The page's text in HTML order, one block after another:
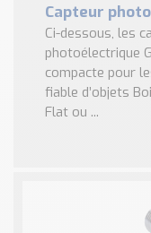
Capteur
Ci-dessous, les
photoélectrique
compacte pour
fiable d’objets
Flat ou ...